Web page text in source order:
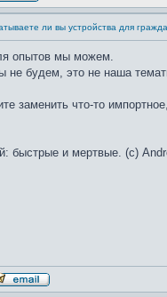
ли вы устройства для
опытов мы можем.
не будем, это не наша
заменить что-то
быстрые и мертвые. (с)